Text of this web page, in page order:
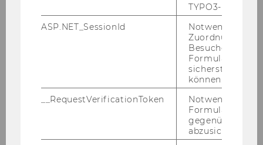
Markus Steiner,
Von unseren Mitgliedern
#ClosedButActive - so
präsentiert sich das
Architekturzentrum
TYPO3-Backend.
ASP.NET_SessionId
Notwendig, um
Zuordnung von
Besucher zu
sicherstellen zu
können.
__RequestVerificationToken
Notwendig, um
gegenüber
abzusichern.